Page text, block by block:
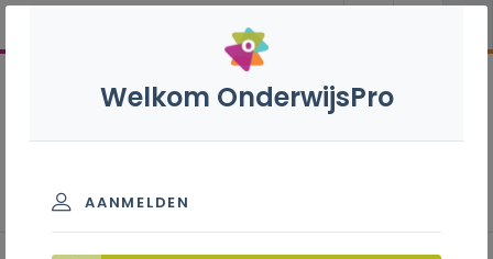
Welkom OnderwijsPro
AANMELDEN